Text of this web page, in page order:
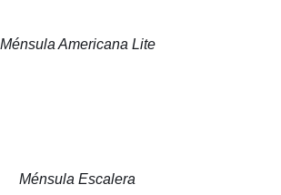
Ménsula Americana Lite
Ménsula Escalera